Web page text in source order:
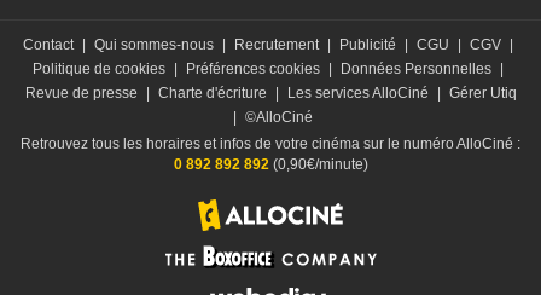
Contact Qui sommes-nous Recrutement Publicité CGU CGV
Politique de cookies
Préférences cookies Données Personnelles
Revue de presse
Charte d'écriture Les services AlloCiné
Gérer Utiq
©AlloCiné
Retrouvez tous les horaires et infos de votre cinéma sur le numéro AlloCiné :
0 892 892 892(0,90€/minute)